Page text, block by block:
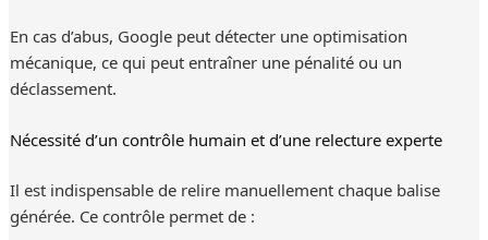
En cas d’abus, Google peut détecter une optimisation
mécanique, ce qui peut entraîner une pénalité ou un
déclassement.
Nécessité d’un contrôle humain et d’une relecture experte
Il est indispensable de relire manuellement chaque balise
générée. Ce contrôle permet de :